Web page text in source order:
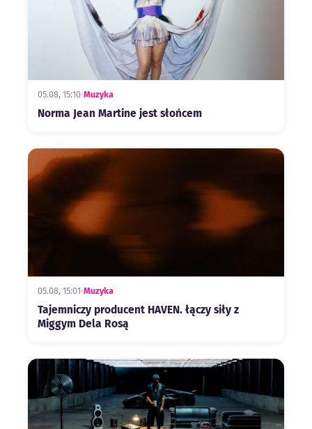
05.08, 15:10•Muzyka
Norma Jean Martine jest słońcem
05.08, 15:01•Muzyka
Tajemniczy producent HAVEN. łączy siły z
Miggym Dela Rosą